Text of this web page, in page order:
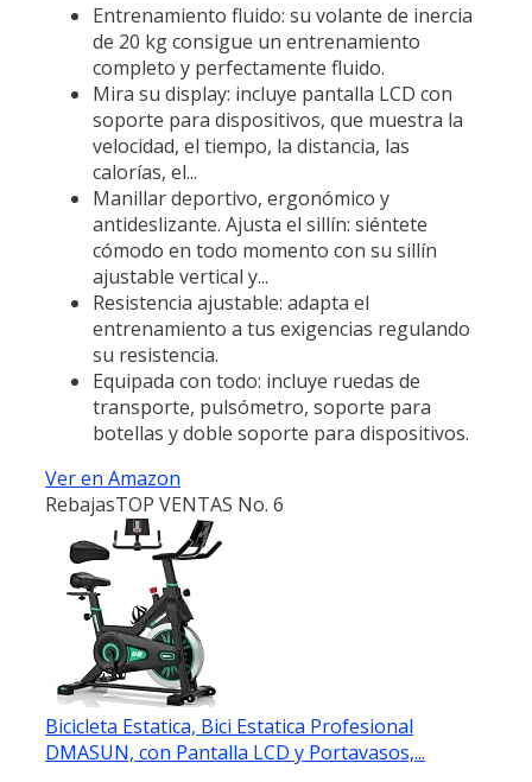
Entrenamiento fluido: su volante de inercia
de 20 kg consigue un entrenamiento
completo y perfectamente fluido.
Mira su display: incluye pantalla LCD con
soporte para dispositivos, que muestra la
velocidad, el tiempo, la distancia, las
calorías, el...
Manillar deportivo, ergonómico y
antideslizante. Ajusta el sillín: siéntete
cómodo en todo momento con su sillín
ajustable vertical y...
Resistencia ajustable: adapta el
entrenamiento a tus exigencias regulando
su resistencia.
Equipada con todo: incluye ruedas de
transporte, pulsómetro, soporte para
botellas y doble soporte para dispositivos.
Ver en Amazon
RebajasTOP VENTAS No. 6
Bicicleta Estatica, Bici Estatica Profesional
DMASUN, con Pantalla LCD y Portavasos,...